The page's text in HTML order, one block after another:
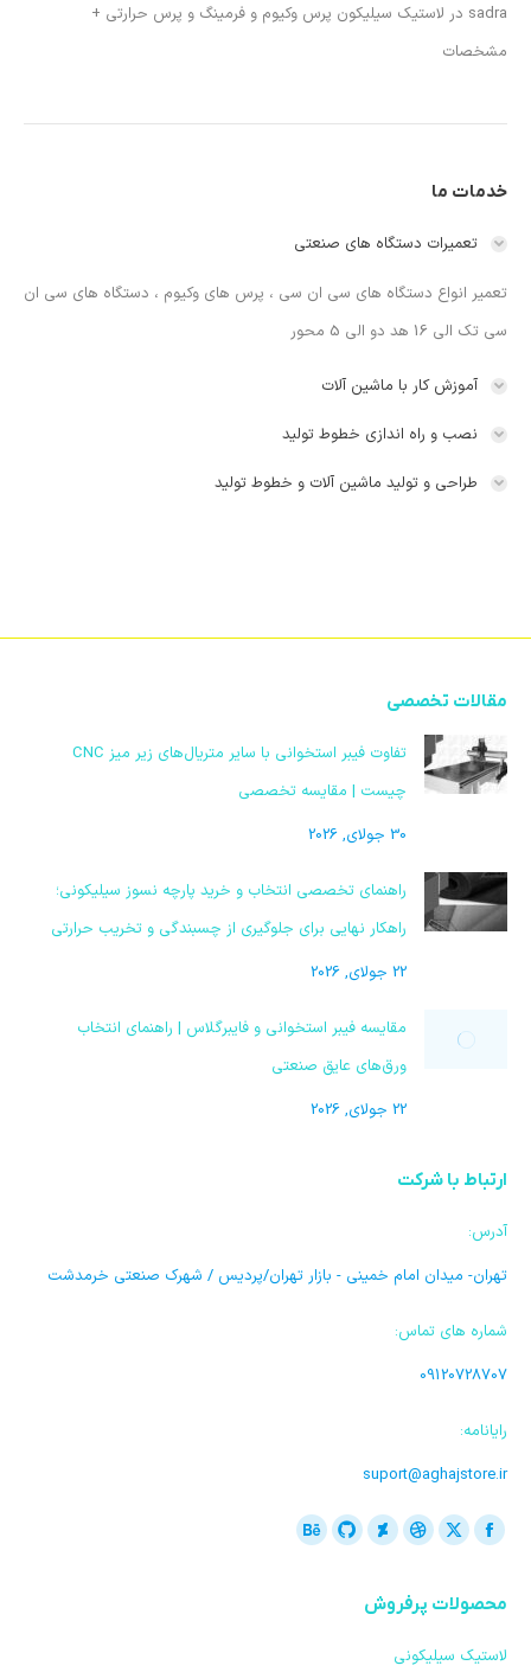
sadra در لاستیک سیلیکون پرس وکیوم و فرمینگ و پرس حرارتی +
مشخصات
خدمات ما
تعمیرات دستگاه های صنعتی
تعمیر انواع دستگاه های سی ان سی ، پرس های وکیوم ، دستگاه های سی ان
سی تک الی 16 هد دو الی 5 محور
آموزش کار با ماشین آلات
نصب و راه اندازی خطوط تولید
طراحی و تولید ماشین آلات و خطوط تولید
مقالات تخصصی
تفاوت فیبر استخوانی با سایر متریال‌های زیر میز CNC
چیست | مقایسه تخصصی
30 جولای, 2026
راهنمای تخصصی انتخاب و خرید پارچه نسوز سیلیکونی؛
راهکار نهایی برای جلوگیری از چسبندگی و تخریب حرارتی
22 جولای, 2026
مقایسه فیبر استخوانی و فایبرگلاس | راهنمای انتخاب
ورق‌های عایق صنعتی
22 جولای, 2026
ارتباط با شرکت
آدرس:
تهران- میدان امام خمینی - بازار تهران/پردیس / شهرک صنعتی خرمدشت
شماره های تماس:
09120728707
رایانامه:
suport@aghajstore.ir
ما را دنبال کنید در:
فیسبوک
کردن
در
ایکس
کردن
در
دریبل
کردن
در
Deviantart
کردن
گیت بیهنس
محصولات پرفروش
لاستیک سیلیکونی